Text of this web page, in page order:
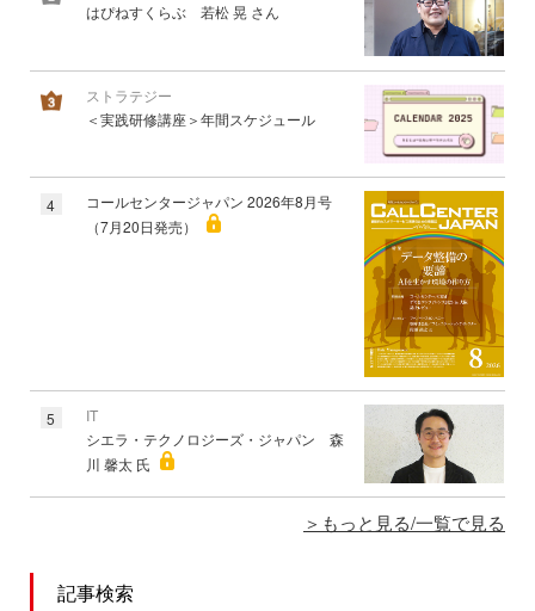
はぴねすくらぶ 若松 晃 さん
ストラテジー
＜実践研修講座＞年間スケジュール
4
コールセンタージャパン 2026年8月号
（7月20日発売）
5
IT
シエラ・テクノロジーズ・ジャパン 森
川 馨太 氏
もっと見る/一覧で見る
記事検索